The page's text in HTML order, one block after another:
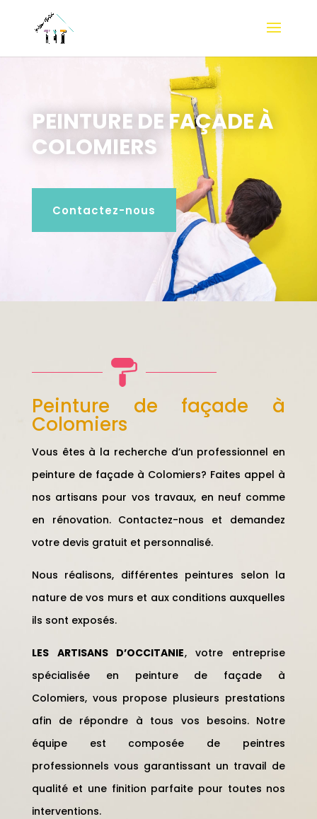
PEINTURE DE FAÇADE À
COLOMIERS
Contactez-nous
Peinture de façade à
Colomiers
Vous êtes à la recherche d’un professionnel en
peinture de façade à Colomiers? Faites appel à
nos artisans pour vos travaux, en neuf comme
en rénovation. Contactez-nous et demandez
votre devis gratuit et personnalisé.
Nous réalisons, différentes peintures selon la
nature de vos murs et aux conditions auxquelles
ils sont exposés.
LES ARTISANS D’OCCITANIE, votre entreprise
spécialisée en peinture de façade à
Colomiers,vous propose plusieurs prestations
afin de répondre à tous vos besoins. Notre
équipe est composée de peintres
professionnels vous garantissant un travail de
qualité et une finition parfaite pour toutes nos
interventions.